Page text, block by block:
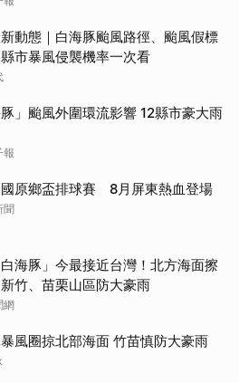
動態｜白海豚颱風路徑、颱風假標
市暴風侵襲機率一次看
豚」颱風外圍環流影響 12縣市豪大雨
報
原鄉盃排球賽 8月屏東熱血登場
聞
海豚」今最接近台灣！北方海面擦
竹、苗栗山區防大豪雨
網
風圈掠北部海面 竹苗慎防大豪雨